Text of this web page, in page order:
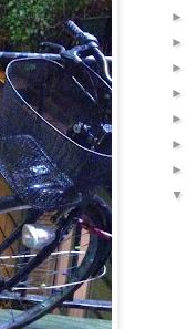
►
►
►
►
►
►
►
▼